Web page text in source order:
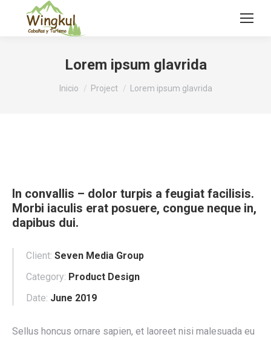
Lorem ipsum glavrida
Estás aquí:
Inicio Project Lorem ipsum glavrida
In convallis – dolor turpis a feugiat facilisis.
Morbi iaculis erat posuere, congue neque in,
dapibus dui.
Client: Seven Media Group
Category: Product Design
Date: June 2019
Sellus honcus ornare sapien, et laoreet nisi malesuada eu